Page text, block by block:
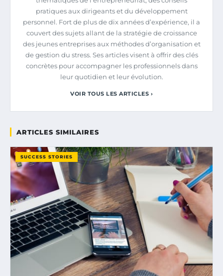
pratiques aux dirigeants et du développement
personnel. Fort de plus de dix années d’expérience, il a
couvert des sujets allant de la stratégie de croissance
des jeunes entreprises aux méthodes d’organisation et
de gestion du stress. Ses articles visent à offrir des clés
concrètes pour accompagner les professionnels dans
leur quotidien et leur évolution.
VOIR TOUS LES ARTICLES ›
ARTICLES SIMILAIRES
SUCCESS STORIES